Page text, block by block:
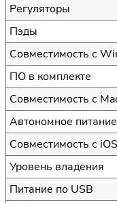
Регуляторы
Пэды
Совместимость с
ПО в комплекте
Совместимость с
Автономное питание
Совместимость с iOS
Уровень владения
Питание по USB